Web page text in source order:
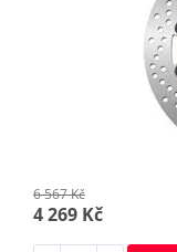
6 567 Kč
4 269 Kč